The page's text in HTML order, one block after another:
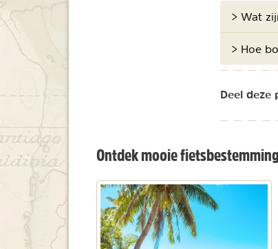
> Wat
> Hoe
Deel deze
Ontdek mooie